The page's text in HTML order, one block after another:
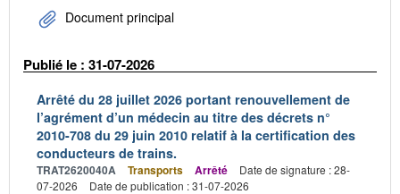
Document principal
Publié le : 31-07-2026
Arrêté du 28 juillet 2026 portant renouvellement de
l’agrément d’un médecin au titre des décrets n°
2010-708 du 29 juin 2010 relatif à la certification des
conducteurs de trains.
TRAT2620040A Transports Arrêté
Date de signature : 28-
07-2026
Date de publication : 31-07-2026